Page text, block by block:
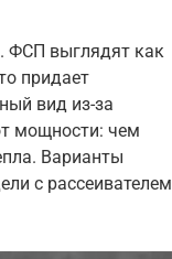
ФСП выглядят как
придает
вид из-за
мощности: чем
Варианты
с рассеивателем